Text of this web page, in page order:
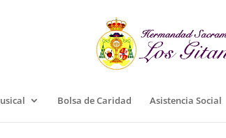
Bolsa de Caridad Asistencia Social